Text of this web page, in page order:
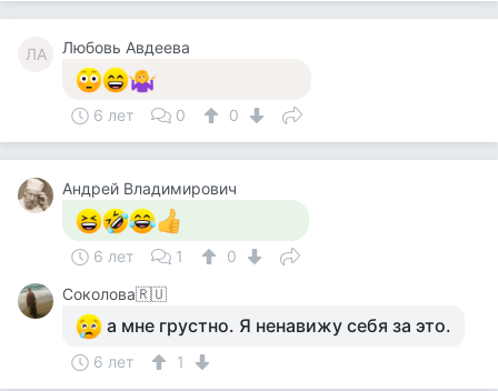
ЛА Любовь Авдеева
6 лет 0 0
Андрей Владимирович
6 лет 1
0
Соколова🇷🇺
а мне грустно. Я ненавижу себя за это.
6 лет 1